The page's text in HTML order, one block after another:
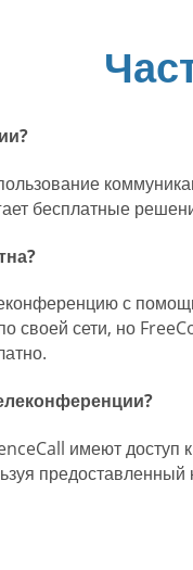
бесплатные
с
своей сети, но
имеют доступ